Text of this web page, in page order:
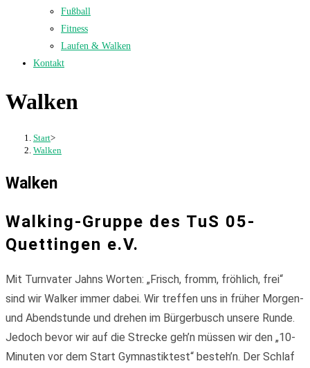
Fußball
Fitness
Laufen & Walken
Kontakt
Walken
Start>
Walken
Walken
Walking-Gruppe des TuS 05-
Quettingen e.V.
Mit Turnvater Jahns Worten: „Frisch, fromm, fröhlich, frei“
sind wir Walker immer dabei. Wir treffen uns in früher Morgen-
und Abendstunde und drehen im Bürgerbusch unsere Runde.
Jedoch bevor wir auf die Strecke geh’n müssen wir den „10-
Minuten vor dem Start Gymnastiktest“ besteh’n. Der Schlaf